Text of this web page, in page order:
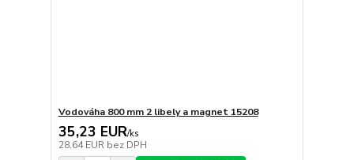
Vodováha 800 mm 2 libely a magnet 15208
35,23 EUR/ks
28,64 EUR bez DPH